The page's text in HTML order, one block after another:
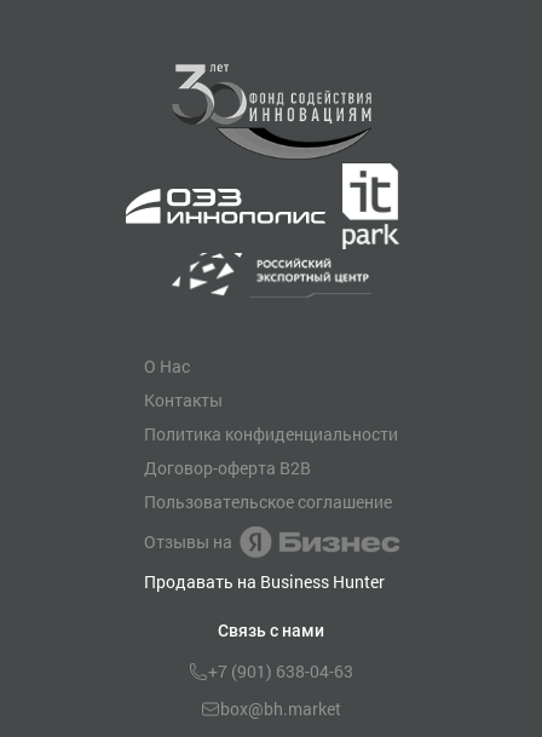
О Нас
Контакты
Политика конфиденциальности
Договор-оферта B2B
Пользовательское соглашение
Отзывы на
Продавать на Business Hunter
Связь с нами
+7 (901) 638-04-63
box@bh.market